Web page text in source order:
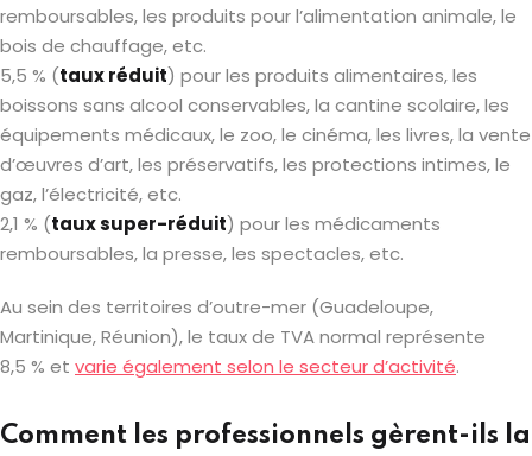
remboursables, les produits pour l’alimentation animale, le
bois de chauffage, etc.
5,5 % (taux réduit) pour les produits alimentaires, les
boissons sans alcool conservables, la cantine scolaire, les
équipements médicaux, le zoo, le cinéma, les livres, la vente
d’œuvres d’art, les préservatifs, les protections intimes, le
gaz, l’électricité, etc.
2,1 % (taux super-réduit) pour les médicaments
remboursables, la presse, les spectacles, etc.
Au sein des territoires d’outre-mer (Guadeloupe,
Martinique, Réunion), le taux de TVA normal représente
8,5 % et varie également selon le secteur d’activité.
Comment les professionnels gèrent-ils la